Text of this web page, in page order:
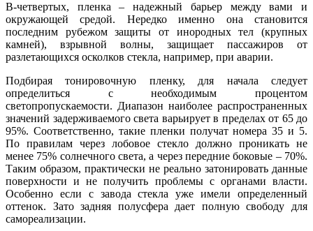
В-четвертых, пленка – надежный барьер между вами и
окружающей средой. Нередко именно она становится
последним рубежом защиты от инородных тел (крупных
камней), взрывной волны, защищает пассажиров от
разлетающихся осколков стекла, например, при аварии.
Подбирая тонировочную пленку, для начала следует
определиться с необходимым процентом
светопропускаемости. Диапазон наиболее распространенных
значений задерживаемого света варьирует в пределах от 65 до
95%. Соответственно, такие пленки получат номера 35 и 5.
По правилам через лобовое стекло должно проникать не
менее 75% солнечного света, а через передние боковые – 70%.
Таким образом, практически не реально затонировать данные
поверхности и не получить проблемы с органами власти.
Особенно если с завода стекла уже имели определенный
оттенок. Зато задняя полусфера дает полную свободу для
самореализации.